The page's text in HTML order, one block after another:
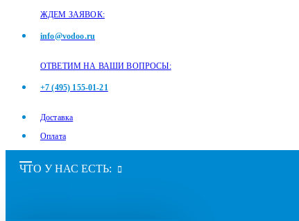
ЖДЕМ ЗАЯВОК:
info@vodoo.ru
ОТВЕТИМ НА ВАШИ ВОПРОСЫ:
+7 (495) 155-01-21
Доставка
Оплата
ЧТО У НАС ЕСТЬ: